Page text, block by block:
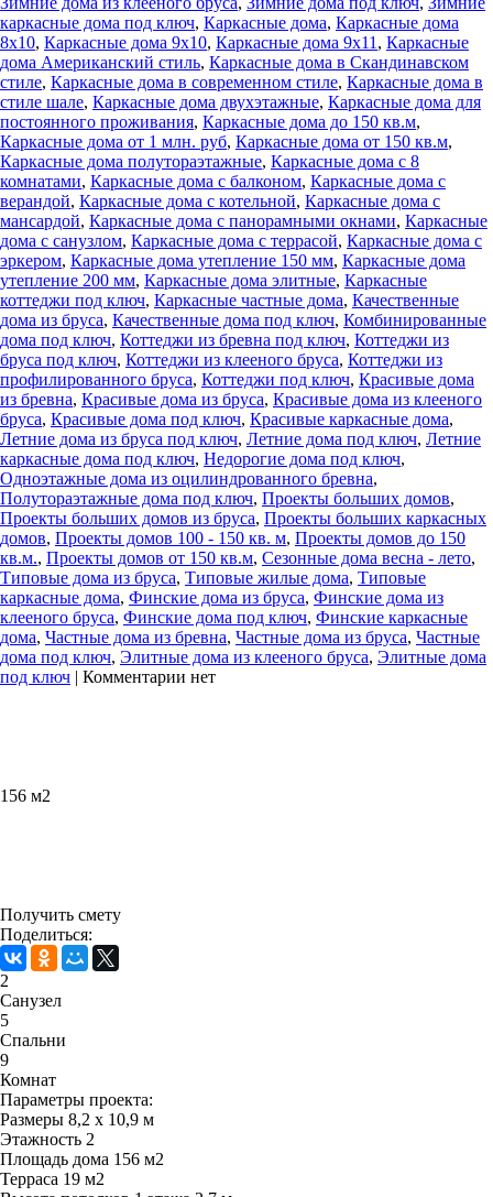
каркасные дома под ключ, Каркасные дома, Каркасные дома
8х10, Каркасные дома 9х10, Каркасные дома 9х11 , Каркасные
дома Американский стиль, Каркасные дома в Скандинавском
стиле, Каркасные дома в современном стиле, Каркасные дома в
стиле шале, Каркасные дома двухэтажные, Каркасные дома для
постоянного проживания, Каркасные дома до 150 кв.м,
Каркасные дома от 1 млн. руб, Каркасные дома от 150 кв.м,
Каркасные дома полутораэтажные, Каркасные дома с 8
комнатами, Каркасные дома с балконом, Каркасные дома с
верандой, Каркасные дома с котельной, Каркасные дома с
мансардой, Каркасные дома с панорамными окнами, Каркасные
дома с санузлом, Каркасные дома с террасой, Каркасные дома с
эркером, Каркасные дома утепление 150 мм, Каркасные дома
утепление 200 мм, Каркасные дома элитные, Каркасные
коттеджи под ключ, Каркасные частные дома, Качественные
дома из бруса, Качественные дома под ключ, Комбинированные
дома под ключ, Коттеджи из бревна под ключ, Коттеджи из
бруса под ключ, Коттеджи из клееного бруса, Коттеджи из
профилированного бруса, Коттеджи под ключ, Красивые дома
из бревна, Красивые дома из бруса, Красивые дома из клееного
бруса, Красивые дома под ключ, Красивые каркасные дома,
Летние дома из бруса под ключ, Летние дома под ключ, Летние
каркасные дома под ключ, Недорогие дома под ключ,
Одноэтажные дома из оцилиндрованного бревна,
Полутораэтажные дома под ключ, Проекты больших домов,
Проекты больших домов из бруса, Проекты больших каркасных
домов, Проекты домов 100 - 150 кв. м, Проекты домов до 150
кв.м., Проекты домов от 150 кв.м, Сезонные дома весна - лето,
Типовые дома из бруса, Типовые жилые дома, Типовые
каркасные дома, Финские дома из бруса, Финские дома из
клееного бруса, Финские дома под ключ, Финские каркасные
дома, Частные дома из бревна, Частные дома из бруса, Частные
дома под ключ, Элитные дома из клееного бруса, Элитные дома
под ключ | Комментарии нет
156 м2
Получить смету
Поделиться:
2
Санузел
5
Спальни
9
Комнат
Параметры проекта:
Размеры 8,2 х 10,9 м
Этажность 2
Площадь дома 156 м2
Терраса 19 м2